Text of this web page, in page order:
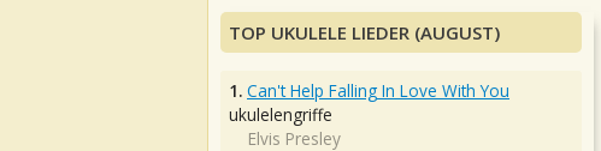
TOP UKULELE LIEDER (AUGUST)
1. Can't Help Falling In Love With You
ukulelengriffe
Elvis Presley